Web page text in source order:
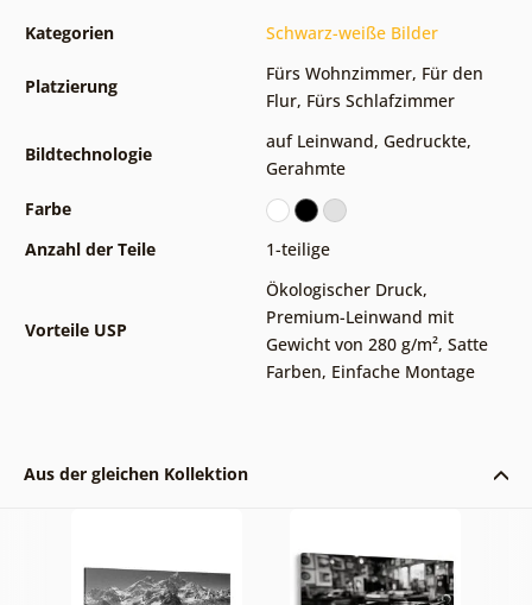
Kategorien Schwarz-weiße Bilder
Platzierung
Fürs Wohnzimmer, Für den
Flur, Fürs Schlafzimmer
Bildtechnologie
auf Leinwand, Gedruckte,
Gerahmte
Farbe
Anzahl der Teile
1-teilige
Vorteile USP
Ökologischer Druck,
Premium-Leinwand mit
Gewicht von 280 g/m², Satte
Farben, Einfache Montage
Aus der gleichen Kollektion